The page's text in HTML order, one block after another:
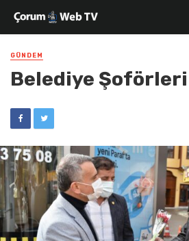
GÜNDEM
Belediye